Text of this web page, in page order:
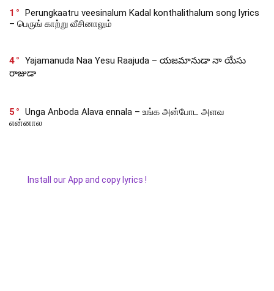
1
Perungkaatru veesinalum Kadal konthalithalum song lyrics
– பெருங் காற்று வீசினாலும்
4
Yajamanuda Naa Yesu Raajuda – యజమానుడా నా యేసు
రాజుడా
5
Unga Anboda Alava ennala – உங்க அன்போட அளவ
என்னால
Install our App and copy lyrics !